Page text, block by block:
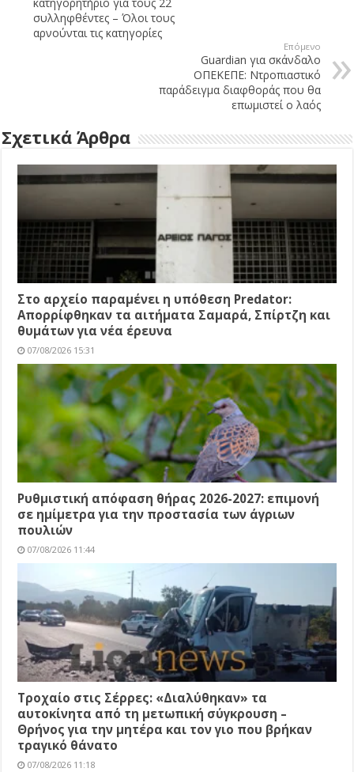
συλληφθέντες – Όλοι τους
αρνούνται τις κατηγορίες
Επόμενο
Guardian για σκάνδαλο
ΟΠΕΚΕΠΕ: Ντροπιαστικό
παράδειγμα διαφθοράς που θα
επωμιστεί ο λαός
Σχετικά Άρθρα
Στο αρχείο παραμένει η υπόθεση Predator:
Απορρίφθηκαν τα αιτήματα Σαμαρά, Σπίρτζη και
θυμάτων για νέα έρευνα
07/08/2026 15:31
Ρυθμιστική απόφαση θήρας 2026-2027: επιμονή
σε ημίμετρα για την προστασία των άγριων
πουλιών
07/08/2026 11:44
Τροχαίο στις Σέρρες: «Διαλύθηκαν» τα
αυτοκίνητα από τη μετωπική σύγκρουση –
Θρήνος για την μητέρα και τον γιο που βρήκαν
τραγικό θάνατο
07/08/2026 11:18